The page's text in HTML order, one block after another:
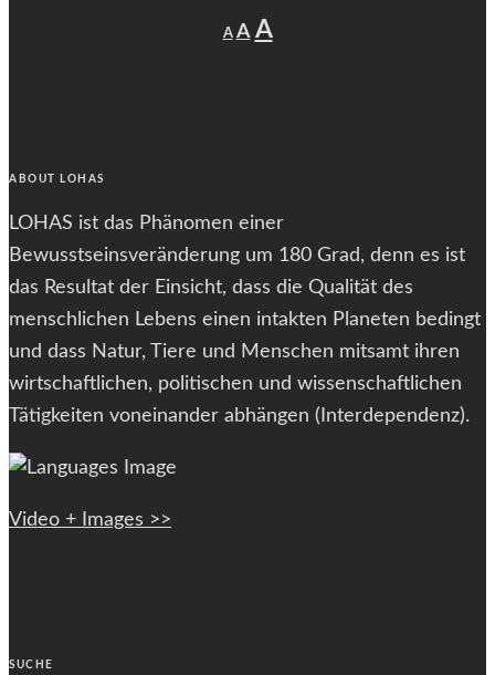
A
Decrease
font
A Reset
AIncrease
ABOUT LOHAS
LOHAS ist das Phänomen einer
Bewusstseinsveränderung um 180 Grad, denn es ist
das Resultat der Einsicht, dass die Qualität des
menschlichen Lebens einen intakten Planeten bedingt
und dass Natur, Tiere und Menschen mitsamt ihren
wirtschaftlichen, politischen und wissenschaftlichen
Tätigkeiten voneinander abhängen (Interdependenz).
Video + Images >>
SUCHE